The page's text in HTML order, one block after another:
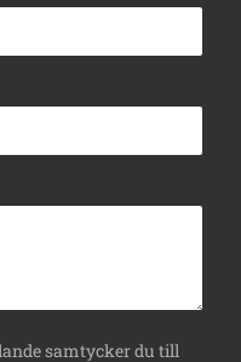
samtycker du till